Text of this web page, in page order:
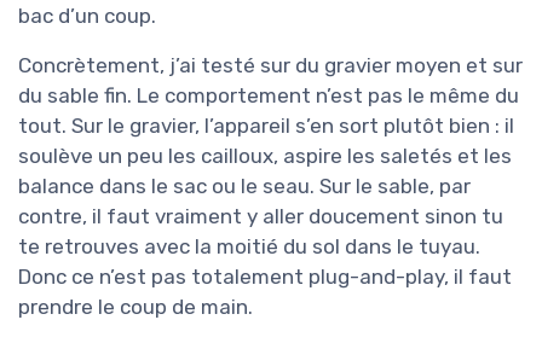
bac d’un coup.
Concrètement, j’ai testé sur du gravier moyen et sur
du sable fin. Le comportement n’est pas le même du
tout. Sur le gravier, l’appareil s’en sort plutôt bien : il
soulève un peu les cailloux, aspire les saletés et les
balance dans le sac ou le seau. Sur le sable, par
contre, il faut vraiment y aller doucement sinon tu
te retrouves avec la moitié du sol dans le tuyau.
Donc ce n’est pas totalement plug-and-play, il faut
prendre le coup de main.